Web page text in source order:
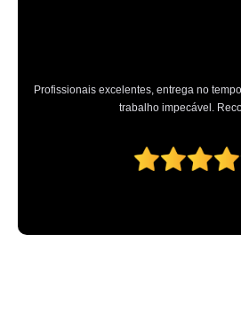
Profissionais excelentes, entrega no
trabalho impecável.